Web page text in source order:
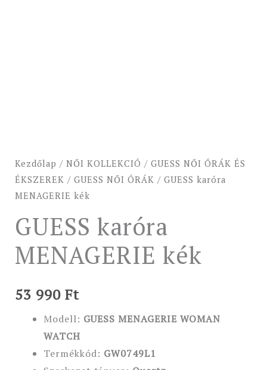
Kezdőlap / NŐI KOLLEKCIÓ / GUESS NŐI ÓRÁK ÉS
ÉKSZEREK / GUESS NŐI ÓRÁK / GUESS karóra
MENAGERIE kék
GUESS karóra
MENAGERIE kék
53 990 Ft
Modell: GUESS MENAGERIE WOMAN
WATCH
Termékkód: GW0749L1